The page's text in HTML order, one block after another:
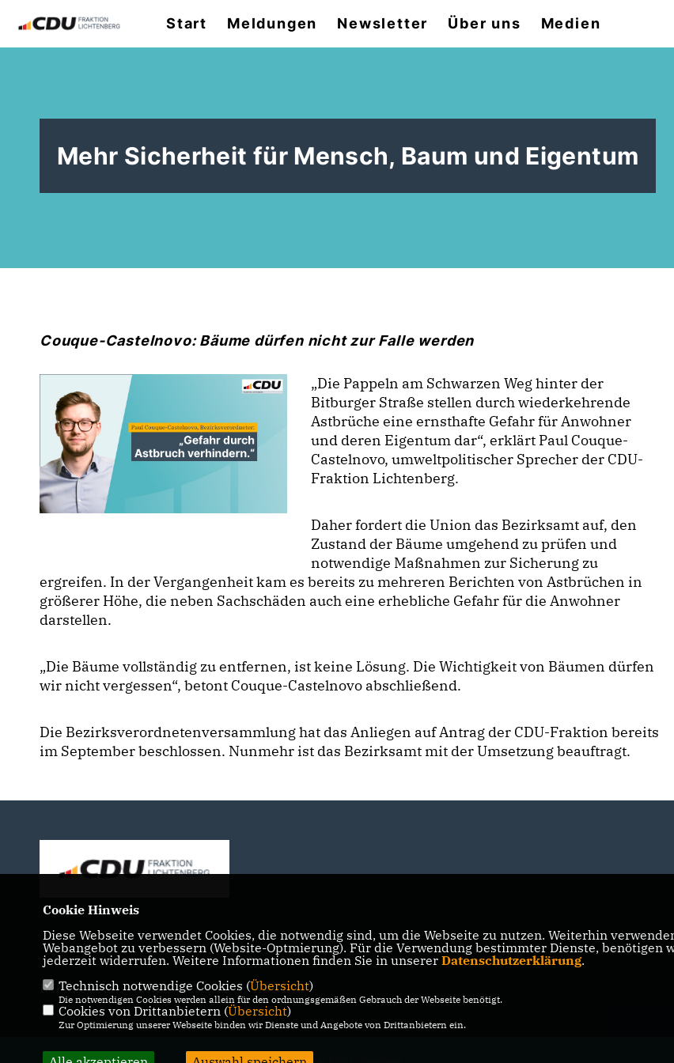
Start Meldungen Newsletter Über uns Medien
Mehr Sicherheit für Mensch, Baum und Eigentum
Couque-Castelnovo: Bäume dürfen nicht zur Falle werden
Die Pappeln am Schwarzen Weg hinter der
Bitburger Straße stellen durch wiederkehrende
Astbrüche eine ernsthafte Gefahr für Anwohner
und deren Eigentum dar“, erklärt Paul Couque-
Castelnovo, umweltpolitischer Sprecher der CDU-
Fraktion Lichtenberg.
Daher fordert die Union das Bezirksamt auf, den
Zustand der Bäume umgehend zu prüfen und
notwendige Maßnahmen zur Sicherung zu
ergreifen. In der Vergangenheit kam es bereits zu mehreren Berichten von Astbrüchen in
größerer Höhe, die neben Sachschäden auch eine erhebliche Gefahr für die Anwohner
darstellen.
Die Bäume vollständig zu entfernen, ist keine Lösung. Die Wichtigkeit von Bäumen dürfen
wir nicht vergessen“, betont Couque-Castelnovo abschließend.
Die Bezirksverordnetenversammlung hat das Anliegen auf Antrag der CDU-Fraktion bereits
im September beschlossen. Nunmehr ist das Bezirksamt mit der Umsetzung beauftragt.
IMPRESSUM DATENSCHUTZ KONTAKT
Cookie Hinweis
Diese Webseite verwendet Cookies, die notwendig sind, um die Webseite zu nutzen. Weiterhin
Webangebot zu verbessern (Website-Optmierung). Für die Verwendung bestimmter Dienste,
jederzeit widerrufen. Weitere Informationen finden Sie in unserer Datenschutzerklärung.
Technisch notwendige Cookies (Übersicht)
Die notwendigen Cookies werden allein für den ordnungsgemäßen Gebrauch der Webseite benötigt.
Cookies von Drittanbietern (Übersicht)
Zur Optimierung unserer Webseite binden wir Dienste und Angebote von Drittanbietern ein.